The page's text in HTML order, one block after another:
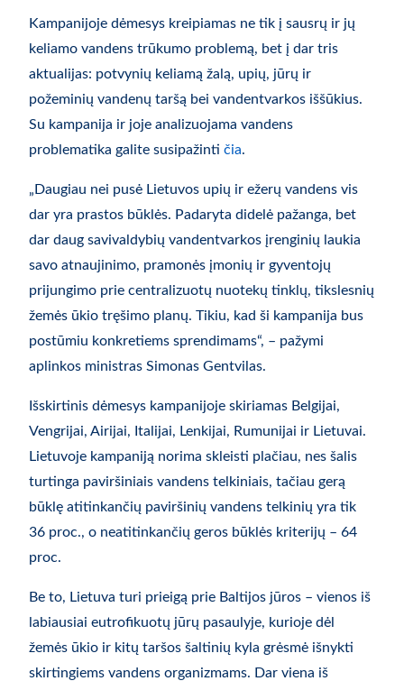
Kampanijoje dėmesys kreipiamas ne tik į sausrų ir jų
keliamo vandens trūkumo problemą, bet į dar tris
aktualijas: potvynių keliamą žalą, upių, jūrų ir
požeminių vandenų taršą bei vandentvarkos iššūkius.
Su kampanija ir joje analizuojama vandens
problematika galite susipažinti čia.
„Daugiau nei pusė Lietuvos upių ir ežerų vandens vis
dar yra prastos būklės. Padaryta didelė pažanga, bet
dar daug savivaldybių vandentvarkos įrenginių laukia
savo atnaujinimo, pramonės įmonių ir gyventojų
prijungimo prie centralizuotų nuotekų tinklų, tikslesnių
žemės ūkio tręšimo planų. Tikiu, kad ši kampanija bus
postūmiu konkretiems sprendimams“, – pažymi
aplinkos ministras Simonas Gentvilas.
Išskirtinis dėmesys kampanijoje skiriamas Belgijai,
Vengrijai, Airijai, Italijai, Lenkijai, Rumunijai ir Lietuvai.
Lietuvoje kampaniją norima skleisti plačiau, nes šalis
turtinga paviršiniais vandens telkiniais, tačiau gerą
būklę atitinkančių paviršinių vandens telkinių yra tik
36 proc., o neatitinkančių geros būklės kriterijų – 64
proc.
Be to, Lietuva turi prieigą prie Baltijos jūros – vienos iš
labiausiai eutrofikuotų jūrų pasaulyje, kurioje dėl
žemės ūkio ir kitų taršos šaltinių kyla grėsmė išnykti
skirtingiems vandens organizmams. Dar viena iš